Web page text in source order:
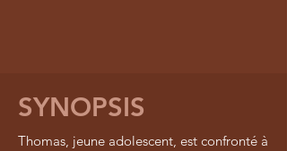
SYNOPSIS
Thomas, jeune adolescent, est confronté à